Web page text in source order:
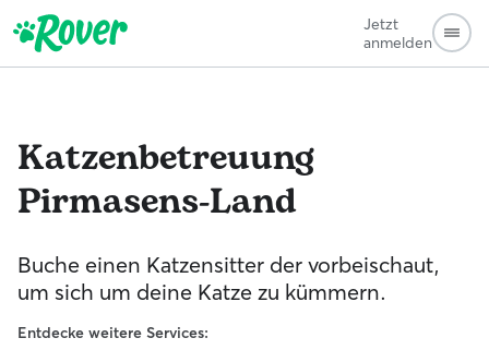
Jetzt
anmelden
Katzenbetreuung
Pirmasens-Land
Buche einen Katzensitter der vorbeischaut,
um sich um deine Katze zu kümmern.
Entdecke weitere Services: